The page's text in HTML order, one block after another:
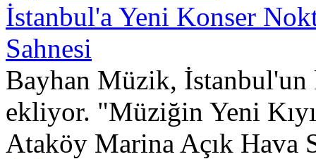
İstanbul'a Yeni Konser
Sahnesi
Bayhan Müzik, İstanbul'un
ekliyor. "Müziğin Yeni
Ataköy Marina Açık Hava